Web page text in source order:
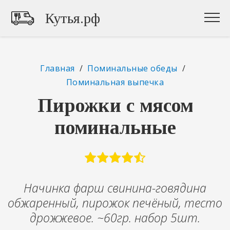
Кутья.рф
Главная / Поминальные обеды /
Поминальная выпечка
Пирожки с мясом
поминальные
Начинка фарш свинина-говядина
обжаренный, пирожок печёный, тесто
дрожжевое. ~60гр. набор 5шт.